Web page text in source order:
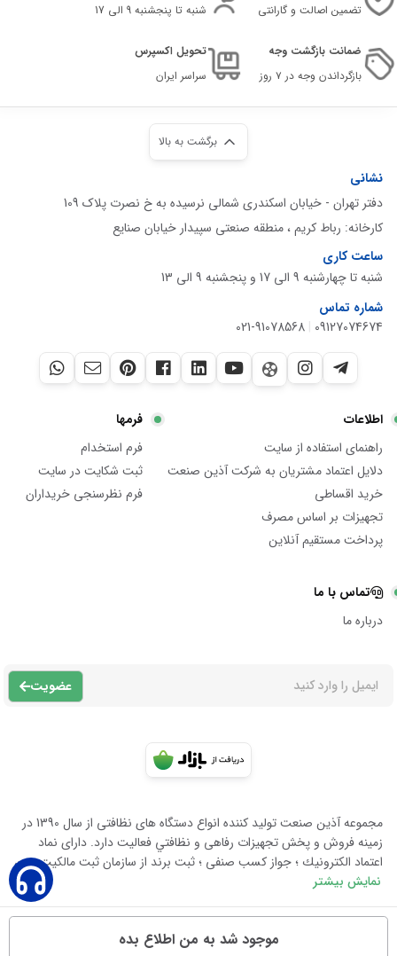
موجود شد به من اطلاع بده
تضمین اصالت و گارانتی
شنبه تا پنجشنبه 9 الی 17
ضمانت بازگشت وجه
بازگرداندن وجه در ۷ روز
تحویل اکسپرس
سراسر ایران
برگشت به بالا
نشانی
دفتر تهران - خیابان اسکندری شمالی نرسیده به خ نصرت پلاک 109
کارخانه: رباط کریم ، منطقه صنعتی سپیدار خیابان صنایع
ساعت کاری
شنبه تا چهارشنبه 9 الی 17 و پنجشنبه 9 الی 13
شماره تماس
09127074674
|
021-91078568
اطلاعات
راهنمای استفاده از سایت
دلایل اعتماد مشتریان به شرکت آذین صنعت
خرید اقساطی
تجهیزات بر اساس مصرف
پرداخت مستقیم آنلاین
فرمها
فرم استخدام
ثبت شکایت در سایت
فرم نظرسنجی خریداران
تماس با ما
درباره ما
عضویت
مجموعه آذين صنعت توليد كننده انواع دستگاه هاى نظافتى از سال 1390 در
زمينه فروش و پخش تجهيزات رفاهى و نظافتي فعاليت دارد. داراى نماد
اعتماد الكترونيك ؛ جواز كسب صنفى ؛ ثبت برند از سازمان ثبت مالكيت معن
نمایش بیشتر
تمامی حقوق متعلق به آذین صنعت است